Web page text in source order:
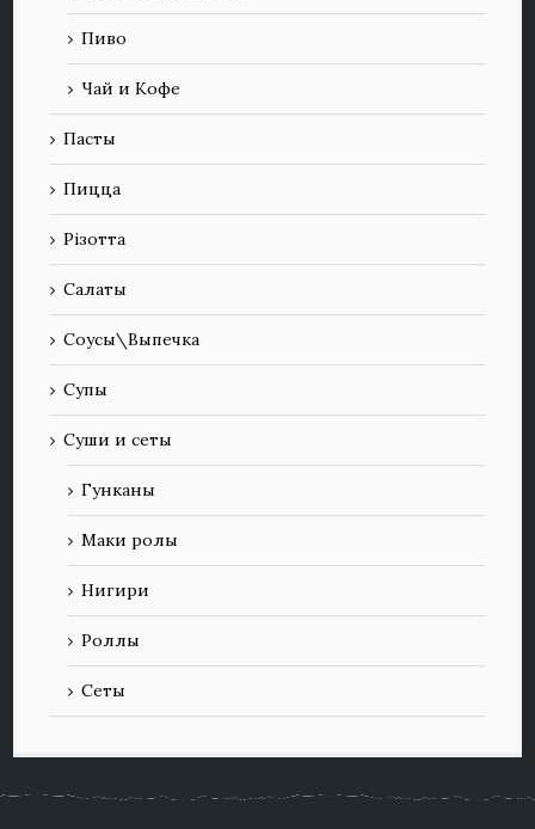
Пиво
Чай и Кофе
Пасты
Пицца
Різотта
Салаты
Соусы\Выпечка
Супы
Суши и сеты
Гунканы
Маки ролы
Нигири
Роллы
Сеты